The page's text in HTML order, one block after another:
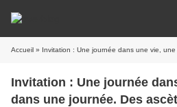
Accueil » Invitation : Une journée dans une vie, une vie dans une
Invitation : Une journée
dans une journée. Des